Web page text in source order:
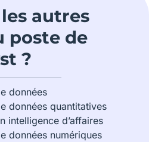
autres
poste de
?
données
données quantitatives
intelligence d’affaires
données numériques